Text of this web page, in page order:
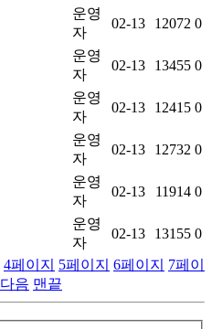
운영
자
02-13 12072 0
운영
자
02-13 13455 0
운영
자
02-13 12415 0
운영
자
02-13 12732 0
운영
자
02-13 11914 0
운영
자
02-13 13155 0
4페이지 5페이지 6페이지 7페이
다음 맨끝